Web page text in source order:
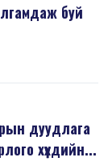
буй
дуудлага
хүүхдийн...